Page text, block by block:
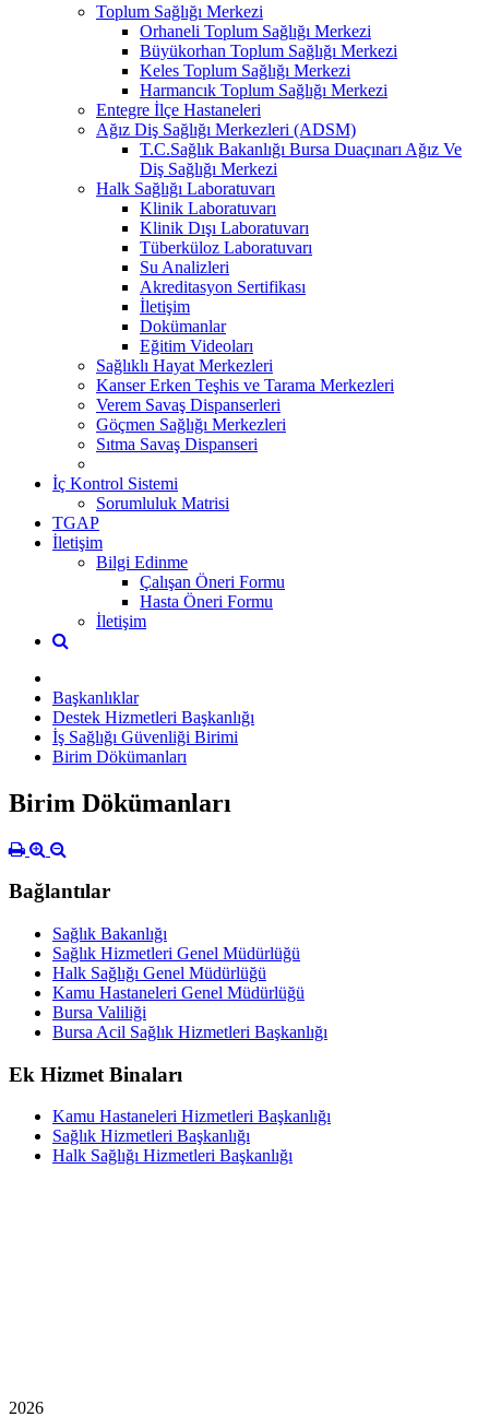
Toplum Sağlığı Merkezi
Orhaneli Toplum Sağlığı Merkezi
Büyükorhan Toplum Sağlığı Merkezi
Keles Toplum Sağlığı Merkezi
Harmancık Toplum Sağlığı Merkezi
Entegre İlçe Hastaneleri
Ağız Diş Sağlığı Merkezleri (ADSM)
T.C.Sağlık Bakanlığı Bursa Duaçınarı Ağız Ve
Diş Sağlığı Merkezi
Halk Sağlığı Laboratuvarı
Klinik Laboratuvarı
Klinik Dışı Laboratuvarı
Tüberküloz Laboratuvarı
Su Analizleri
Akreditasyon Sertifikası
İletişim
Dokümanlar
Eğitim Videoları
Sağlıklı Hayat Merkezleri
Kanser Erken Teşhis ve Tarama Merkezleri
Verem Savaş Dispanserleri
Göçmen Sağlığı Merkezleri
Sıtma Savaş Dispanseri
İç Kontrol Sistemi
Sorumluluk Matrisi
TGAP
İletişim
Bilgi Edinme
Çalışan Öneri Formu
Hasta Öneri Formu
İletişim
Başkanlıklar
Destek Hizmetleri Başkanlığı
İş Sağlığı Güvenliği Birimi
Birim Dökümanları
Birim Dökümanları
Bağlantılar
Sağlık Bakanlığı
Sağlık Hizmetleri Genel Müdürlüğü
Halk Sağlığı Genel Müdürlüğü
Kamu Hastaneleri Genel Müdürlüğü
Bursa Valiliği
Bursa Acil Sağlık Hizmetleri Başkanlığı
Ek Hizmet Binaları
Kamu Hastaneleri Hizmetleri Başkanlığı
Sağlık Hizmetleri Başkanlığı
Halk Sağlığı Hizmetleri Başkanlığı
2026